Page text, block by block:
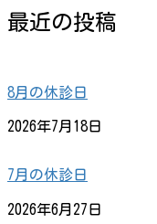
最近の投稿
8月の休診日
2026年7月18日
7月の休診日
2026年6月27日